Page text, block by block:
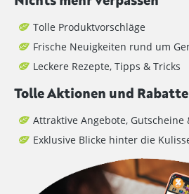
Tolle Produktvorschläge
Frische Neuigkeiten rund um
Leckere Rezepte, Tipps & Tricks
Tolle Aktionen und
Attraktive Angebote, Gutscheine
Exklusive Blicke hinter die